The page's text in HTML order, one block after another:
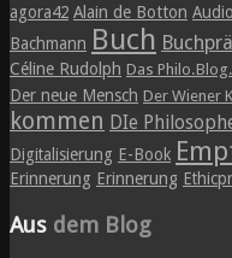
agora42 Alain de Botton
Bachmann Buch
Céline Rudolph Das
Der neue Mensch Der Wiener
kommen DIe
Digitalisierung E-Book
Erinnerung Erinnerung
Aus dem Blog